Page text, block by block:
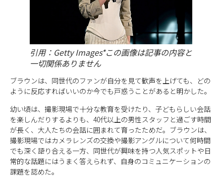
引用：Getty Images*この画像は記事の内容と
一切関係ありません
ブラウンは、同世代のファンが自分を見て歓声を上げても、どの
ように反応すればいいのか今でも戸惑うことがあると明かした。
幼い頃は、撮影現場で十分な教育を受けたり、子どもらしい会話
を楽しんだりするよりも、40代以上の男性スタッフと過ごす時間
が長く、大人たちの会話に囲まれて育ったためだ。ブラウンは、
撮影現場ではカメラレンズの交換や撮影アングルについて何時間
でも深く語り合える一方、同世代が興味を持つ人気スポットや日
常的な話題にはうまく答えられず、自身のコミュニケーションの
課題を認めた。